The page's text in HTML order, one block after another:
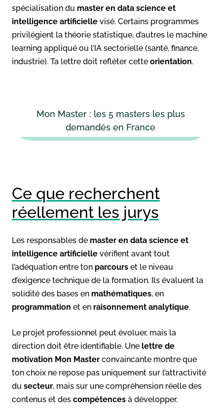
spécialisation du master en data science et
intelligence artificielle visé. Certains programmes
privilégient la théorie statistique, d’autres le machine
learning appliqué ou l’IA sectorielle (santé, finance,
industrie). Ta lettre doit refléter cette orientation.
Mon Master : les 5 masters les plus
demandés en France
Ce que recherchent
réellement les jurys
Les responsables de master en data science et
intelligence artificielle vérifient avant tout
l’adéquation entre ton parcours et le niveau
d’exigence technique de la formation. Ils évaluent la
solidité des bases en mathématiques, en
programmation et en raisonnement analytique.
Le projet professionnel peut évoluer, mais la
direction doit être identifiable. Une lettre de
motivation Mon Master convaincante montre que
ton choix ne repose pas uniquement sur l’attractivité
du secteur, mais sur une compréhension réelle des
contenus et des compétences à développer.